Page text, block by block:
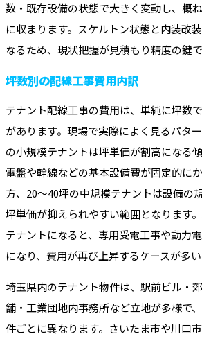
数・既存設備の状態で大きく変動し、概
に収まります。スケルトン状態と内装改
なるため、現状把握が見積もり精度の鍵で
坪数別の配線工事費用内訳
テナント配線工事の費用は、単純に坪数
があります。現場で実際によく見るパタ
の小規模テナントは坪単価が割高になる
電盤や幹線などの基本設備費が固定的に
方、20～40坪の中規模テナントは設備の
坪単価が抑えられやすい範囲となります
テナントになると、専用受電工事や動力
になり、費用が再び上昇するケースが多い
埼玉県内のテナント物件は、駅前ビル・
舗・工業団地内事務所など立地が多様で
件ごとに異なります。さいたま市や川口